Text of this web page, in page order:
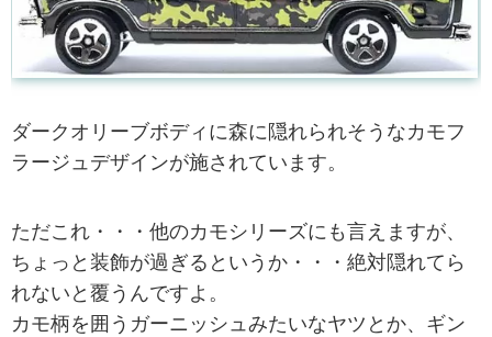
ダークオリーブボディに森に隠れられそうなカモフ
ラージュデザインが施されています。
ただこれ・・・他のカモシリーズにも言えますが、
ちょっと装飾が過ぎるというか・・・絶対隠れてら
れないと覆うんですよ。
カモ柄を囲うガーニッシュみたいなヤツとか、ギン